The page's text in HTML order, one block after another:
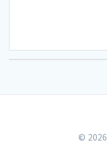
© 2026